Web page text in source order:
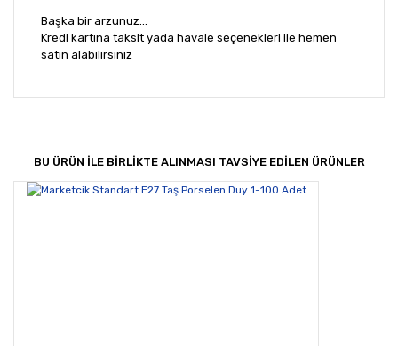
Başka bir arzunuz...
Kredi kartına taksit yada havale seçenekleri ile hemen
satın alabilirsiniz
Yorum Yaz
Bu ürünün fiyat bilgisi, resim, ürün açıklamalarında ve
Ürün resmi kalitesiz, bozuk veya görüntülenemiyor.
BU ÜRÜN İLE BİRLİKTE ALINMASI TAVSİYE EDİLEN ÜRÜNLER